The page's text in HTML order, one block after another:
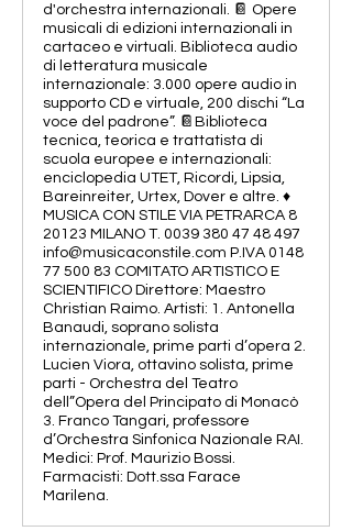
d'orchestra internazionali. 📔 Opere
musicali di edizioni internazionali in
cartaceo e virtuali. Biblioteca audio
di letteratura musicale
internazionale: 3.000 opere audio in
supporto CD e virtuale, 200 dischi “La
voce del padrone”. 📔Biblioteca
tecnica, teorica e trattatista di
scuola europee e internazionali:
enciclopedia UTET, Ricordi, Lipsia,
Bareinreiter, Urtex, Dover e altre. ♦️
MUSICA CON STILE VIA PETRARCA 8
20123 MILANO T. 0039 380 47 48 497
info@musicaconstile.com P.IVA 0148
77 500 83 COMITATO ARTISTICO E
SCIENTIFICO Direttore: Maestro
Christian Raimo. Artisti: 1. Antonella
Banaudi, soprano solista
internazionale, prime parti d’opera 2.
Lucien Viora, ottavino solista, prime
parti - Orchestra del Teatro
dell”Opera del Principato di Monacò
3. Franco Tangari, professore
d’Orchestra Sinfonica Nazionale RAI.
Medici: Prof. Maurizio Bossi.
Farmacisti: Dott.ssa Farace
Marilena.